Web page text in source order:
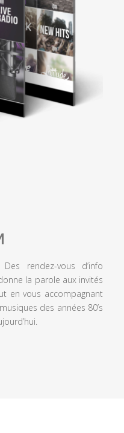
Des rendez-vous d’info
la parole aux invités
en vous accompagnant
des années 80’s